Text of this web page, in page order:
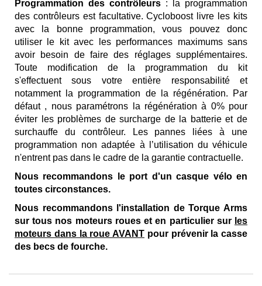
Programmation des contrôleurs : la programmation
des contrôleurs est facultative. Cycloboost livre les kits
avec la bonne programmation, vous pouvez donc
utiliser le kit avec les performances maximums sans
avoir besoin de faire des réglages supplémentaires.
Toute modification de la programmation du kit
s'effectuent sous votre entière responsabilité et
notamment la programmation de la régénération. Par
défaut , nous paramétrons la régénération à 0% pour
éviter les problèmes de surcharge de la batterie et de
surchauffe du contrôleur. Les pannes liées à une
programmation non adaptée à l’utilisation du véhicule
n'entrent pas dans le cadre de la garantie contractuelle.
Nous recommandons le port d'un casque vélo en
toutes circonstances.
Nous recommandons l'installation de Torque Arms
sur tous nos moteurs roues et en particulier sur les
moteurs dans la roue AVANT pour prévenir la casse
des becs de fourche.